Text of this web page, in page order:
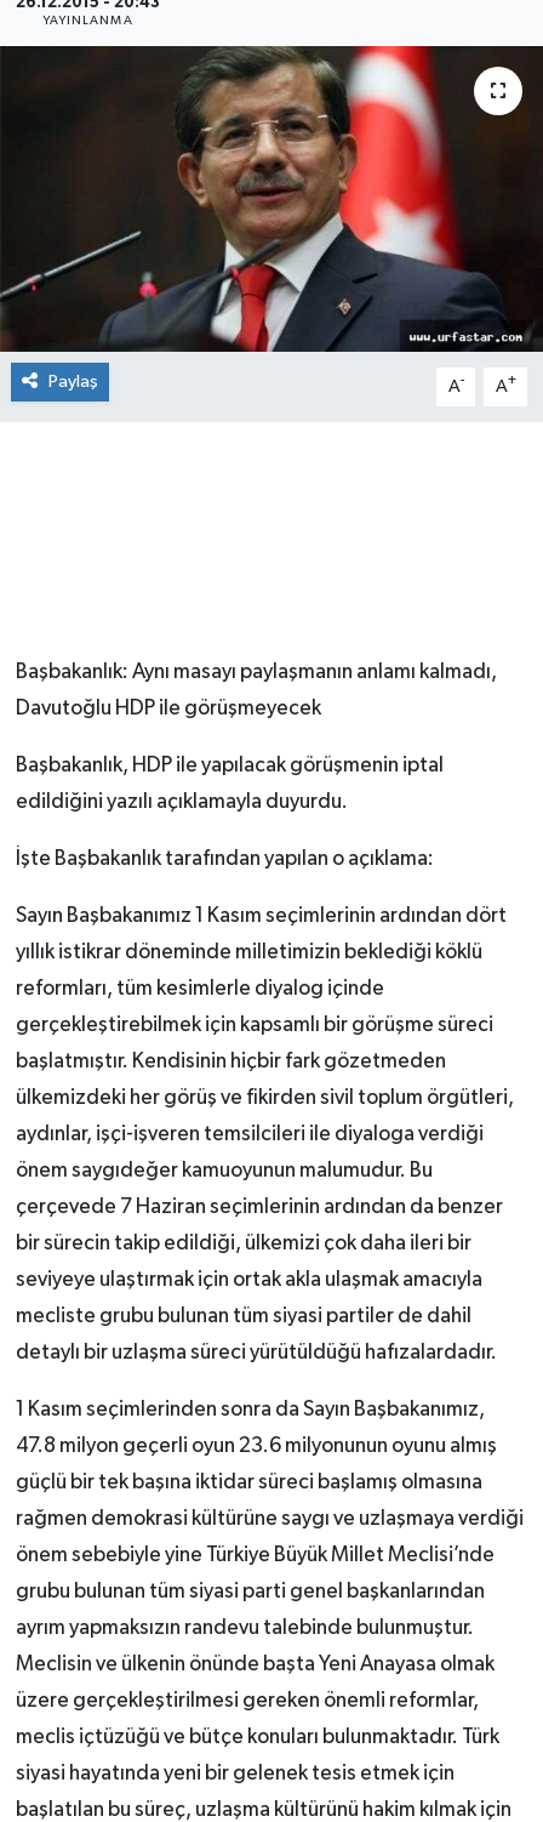
YAYINLANMA
Paylaş A- A+
Başbakanlık: Aynı masayı paylaşmanın anlamı kalmadı,
Davutoğlu HDP ile görüşmeyecek
Başbakanlık, HDP ile yapılacak görüşmenin iptal
edildiğini yazılı açıklamayla duyurdu.
İşte Başbakanlık tarafından yapılan o açıklama:
Sayın Başbakanımız 1 Kasım seçimlerinin ardından dört
yıllık istikrar döneminde milletimizin beklediği köklü
reformları, tüm kesimlerle diyalog içinde
gerçekleştirebilmek için kapsamlı bir görüşme süreci
başlatmıştır. Kendisinin hiçbir fark gözetmeden
ülkemizdeki her görüş ve fikirden sivil toplum örgütleri,
aydınlar, işçi-işveren temsilcileri ile diyaloga verdiği
önem saygıdeğer kamuoyunun malumudur. Bu
çerçevede 7 Haziran seçimlerinin ardından da benzer
bir sürecin takip edildiği, ülkemizi çok daha ileri bir
seviyeye ulaştırmak için ortak akla ulaşmak amacıyla
mecliste grubu bulunan tüm siyasi partiler de dahil
detaylı bir uzlaşma süreci yürütüldüğü hafızalardadır.
1 Kasım seçimlerinden sonra da Sayın Başbakanımız,
47.8 milyon geçerli oyun 23.6 milyonunun oyunu almış
güçlü bir tek başına iktidar süreci başlamış olmasına
rağmen demokrasi kültürüne saygı ve uzlaşmaya verdiği
önem sebebiyle yine Türkiye Büyük Millet Meclisi’nde
grubu bulunan tüm siyasi parti genel başkanlarından
ayrım yapmaksızın randevu talebinde bulunmuştur.
Meclisin ve ülkenin önünde başta Yeni Anayasa olmak
üzere gerçekleştirilmesi gereken önemli reformlar,
meclis içtüzüğü ve bütçe konuları bulunmaktadır. Türk
siyasi hayatında yeni bir gelenek tesis etmek için
başlatılan bu süreç, uzlaşma kültürünü hakim kılmak için